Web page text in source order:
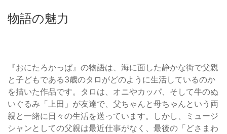
物語の魅力
『おにたろかっぱ』の物語は、海に面した静かな街で父親
と子どもである3歳のタロがどのように生活しているのか
を描いた作品です。タロは、オニやカッパ、そして牛のぬ
いぐるみ「上田」が友達で、父ちゃんと母ちゃんという両
親と一緒に日々の生活を送っています。しかし、ミュージ
シャンとしての父親は最近仕事がなく、最後の「どさまわ